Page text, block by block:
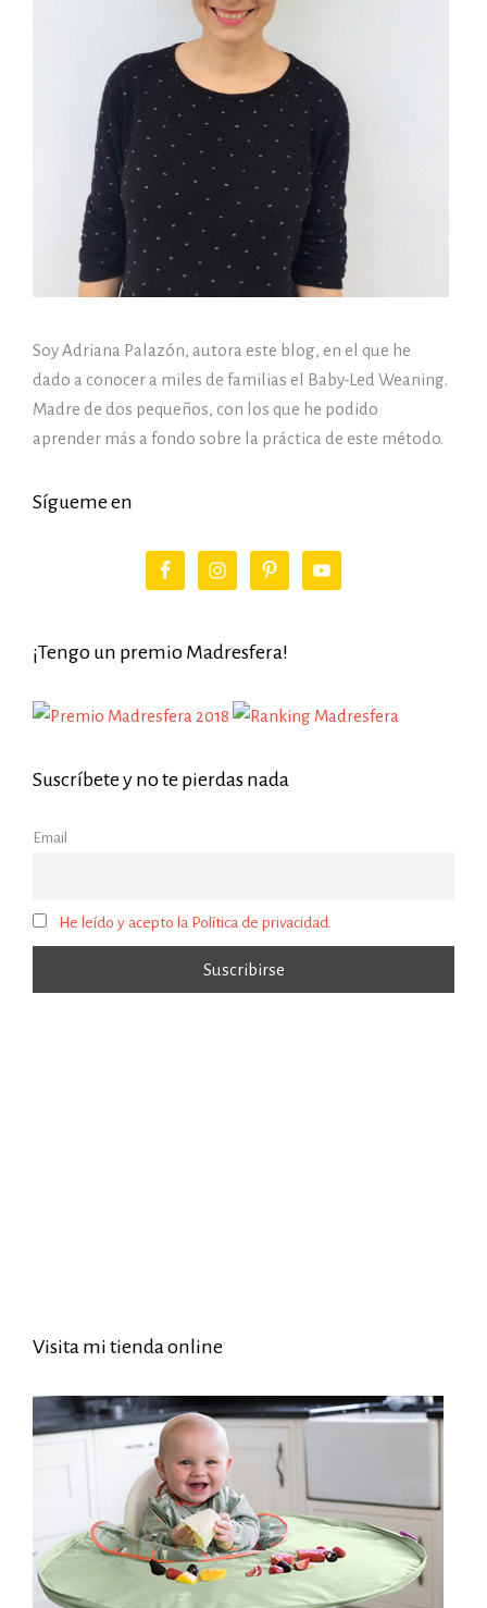
Soy Adriana Palazón, autora este blog, en el que he
dado a conocer a miles de familias el Baby-Led Weaning.
Madre de dos pequeños, con los que he podido
aprender más a fondo sobre la práctica de este método.
Sígueme en
¡Tengo un premio Madresfera!
Suscríbete y no te pierdas nada
Email
He leído y acepto la Política de privacidad.
Visita mi tienda online